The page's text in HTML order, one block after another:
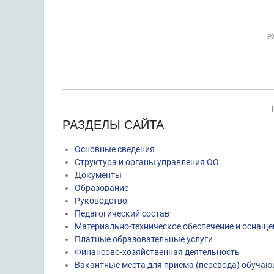
РАЗДЕЛЫ САЙТА
Основные сведения
Структура и органы управления ОО
Документы
Образование
Руководство
Педагогический состав
Материально-техническое обеспечение и
Платные образовательные услуги
Финансово-хозяйственная деятельность
Вакантные места для приема (перевода)